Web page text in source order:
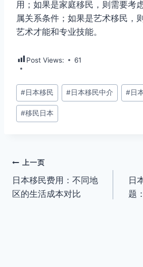
用；如果是家庭移民，则需要考
属关系条件；如果是艺术移民，
艺术才能和专业技能。
Post Views: 61
文
章
标
#日本移民 #日本移民中介 #日
#移民日本
文
章
上一页
日本移民费用：不同地
区的生活成本对比
日
题